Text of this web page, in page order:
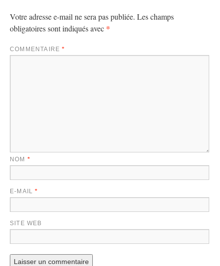
Votre adresse e-mail ne sera pas publiée. Les champs
obligatoires sont indiqués avec *
COMMENTAIRE*
NOM *
E-MAIL*
SITE WEB